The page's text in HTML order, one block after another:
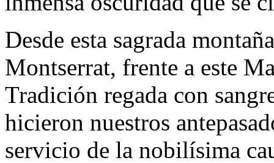
Desde esta sagrada
Montserrat, frente a este
Tradición regada con
hicieron nuestros
servicio de la nobilísima